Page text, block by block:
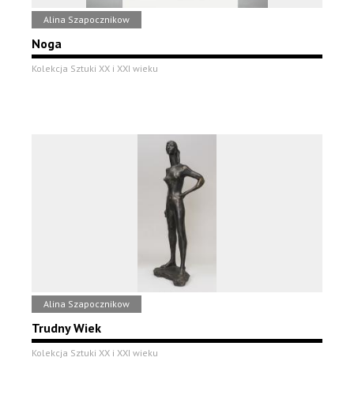
Alina Szapocznikow
Noga
Kolekcja Sztuki XX i XXI wieku
Alina Szapocznikow
Trudny Wiek
Kolekcja Sztuki XX i XXI wieku